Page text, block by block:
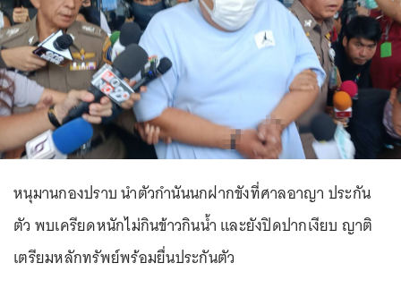
หนุมานกองปราบ นำตัวกำนันนกฝากขังที่ศาลอาญา ประกัน
ตัว พบเครียดหนักไม่กินข้าวกินน้ำ และยังปิดปากเงียบ ญาติ
เตรียมหลักทรัพย์พร้อมยื่นประกันตัว